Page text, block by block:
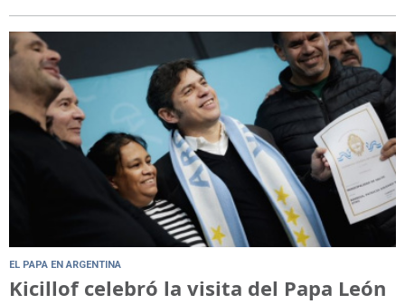
EL PAPA EN ARGENTINA
Kicillof celebró la visita del Papa León